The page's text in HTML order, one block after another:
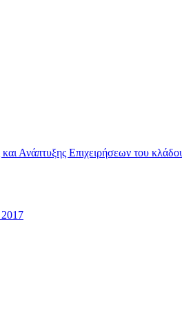
και Ανάπτυξης Επιχειρήσεων του
2017